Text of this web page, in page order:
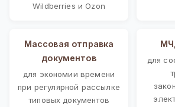
Wildberries и Ozon
Массовая отправка
документов
для экономии времени
при регулярной рассылке
типовых документов
для